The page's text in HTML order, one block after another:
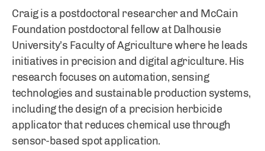
Craig is a postdoctoral researcher and McCain
Foundation postdoctoral fellow at Dalhousie
University’s Faculty of Agriculture where he leads
initiatives in precision and digital agriculture. His
research focuses on automation, sensing
technologies and sustainable production systems,
including the design of a precision herbicide
applicator that reduces chemical use through
sensor-based spot application.